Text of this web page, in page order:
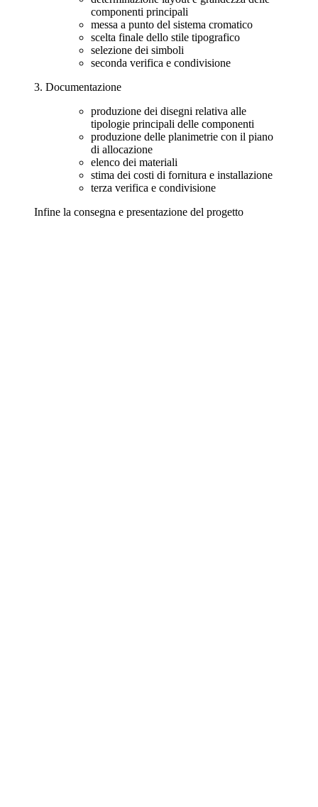
componenti principali
messa a punto del sistema cromatico
scelta finale dello stile tipografico
selezione dei simboli
seconda verifica e condivisione
3. Documentazione
produzione dei disegni relativa alle
tipologie principali delle componenti
produzione delle planimetrie con il piano
di allocazione
elenco dei materiali
stima dei costi di fornitura e installazione
terza verifica e condivisione
Infine la consegna e presentazione del progetto